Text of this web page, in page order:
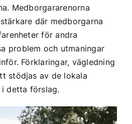
Medborgararenorna
där medborgarna
för andra
problem och utmaningar
Förklaringar, vägledning
stödjas av de lokala
detta förslag.